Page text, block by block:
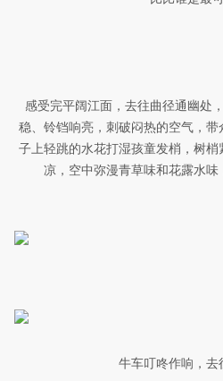
感受完平阔江面，去往曲径通幽处
稳、铃铛响亮，刺破闷热的空气，
子上轻跳的水花打湿孩童发梢，树
凉，空中弥漫青草味和花露水
牛车叮咚作响，去